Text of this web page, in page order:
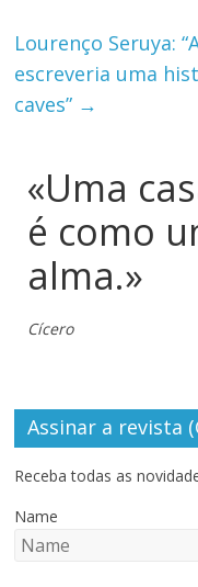
Lourenço Seruya:
escreveria uma
caves” →
«Uma
é como
alma.»
Cícero
Assinar a revista
Receba todas as
Name